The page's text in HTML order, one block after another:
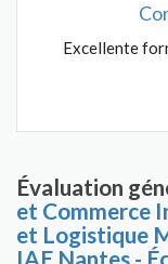
Excellente
Évaluation
et Commerce
et Logistique
IAE Nantes -